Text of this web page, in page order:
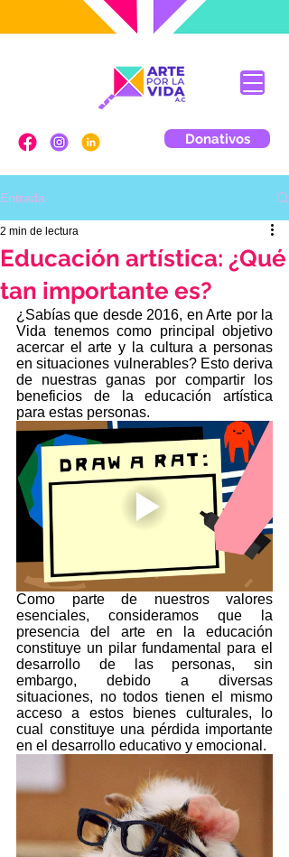
Donativos
Entrada
Educación artística: ¿Qué
tan importante es?
2 min de lectura
¿Sabías que desde 2016, en Arte por la
Vida tenemos como principal objetivo
acercar el arte y la cultura a personas
en situaciones vulnerables? Esto deriva
de nuestras ganas por compartir los
beneficios de la educación artística
para estas personas.
Como parte de nuestros valores
esenciales, consideramos que la
presencia del arte en la educación
constituye un pilar fundamental para el
desarrollo de las personas, sin
embargo, debido a diversas
situaciones, no todos tienen el mismo
acceso a estos bienes culturales, lo
cual constituye una pérdida importante